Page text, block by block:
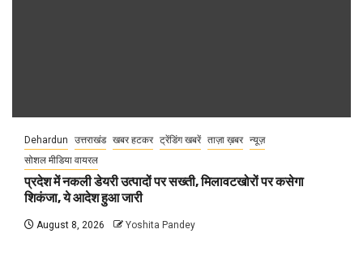
Dehardun उत्तराखंड खबर हटकर ट्रेंडिंग खबरें ताज़ा ख़बर न्यूज़
सोशल मीडिया वायरल
प्रदेश में नकली डेयरी उत्पादों पर सख्ती, मिलावटखोरों पर कसेगा
शिकंजा, ये आदेश हुआ जारी
August 8, 2026 Yoshita Pandey